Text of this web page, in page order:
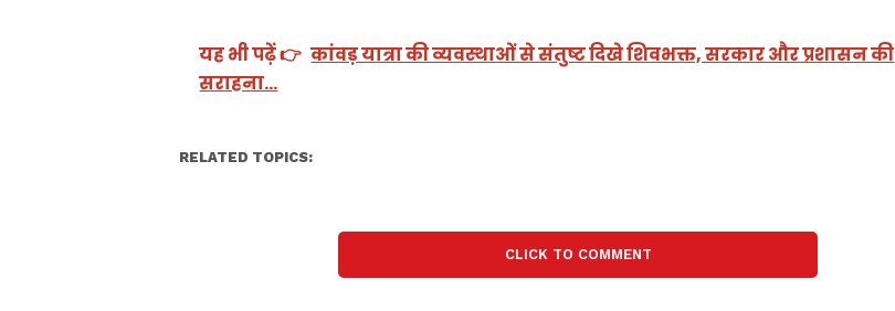
यह भी पढ़ें 👉 कांवड़ यात्रा की व्यवस्थाओं से संतुष्ट दिखे शिवभक्त, सरकार और प्रशासन की
सराहना…
RELATED TOPICS:
CLICK TO COMMENT